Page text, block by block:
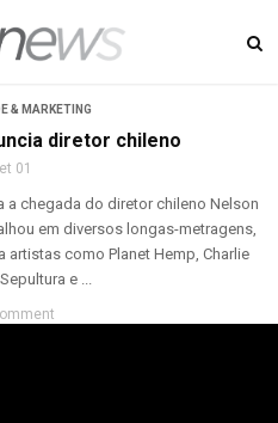
& MARKETING
diretor chileno
01
a chegada do diretor chileno Nelson
em diversos longas-metragens,
como Planet Hemp, Charlie
e ...